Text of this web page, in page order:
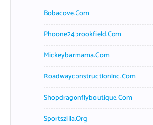
Bobacove.com
Phoone24brookfield.com
Mickeybarmama.com
Roadwayconstructioninc.com
Shopdragonflyboutique.com
Sportszilla.org